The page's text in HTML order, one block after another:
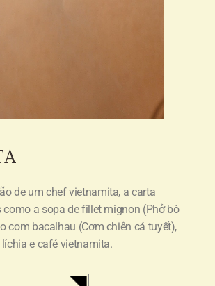
de um chef vietnamita, a carta
como a sopa de fillet mignon (Phở bò
com bacalhau (Cơm chiên cá tuyết),
íchia e café vietnamita.